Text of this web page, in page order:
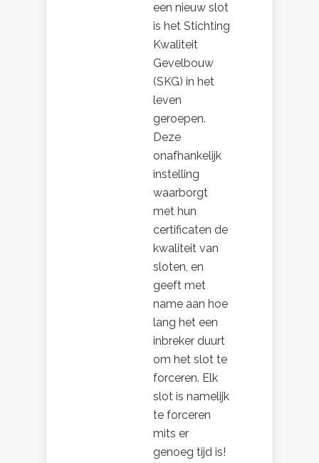
een nieuw slot
is het Stichting
Kwaliteit
Gevelbouw
(SKG) in het
leven
geroepen.
Deze
onafhankelijk
instelling
waarborgt
met hun
certificaten de
kwaliteit van
sloten, en
geeft met
name aan hoe
lang het een
inbreker duurt
om het slot te
forceren. Elk
slot is namelijk
te forceren
mits er
genoeg tijd is!